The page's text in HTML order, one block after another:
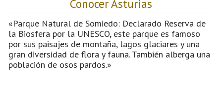
Conocer Asturias
«Parque Natural de Somiedo: Declarado Reserva de
la Biosfera por la UNESCO, este parque es famoso
por sus paisajes de montaña, lagos glaciares y una
gran diversidad de flora y fauna. También alberga una
población de osos pardos.»